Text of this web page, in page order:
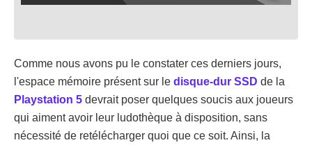
Comme nous avons pu le constater ces derniers jours,
l'espace mémoire présent sur le disque-dur SSD de la
Playstation 5 devrait poser quelques soucis aux joueurs
qui aiment avoir leur ludothèque à disposition, sans
nécessité de retélécharger quoi que ce soit. Ainsi, la